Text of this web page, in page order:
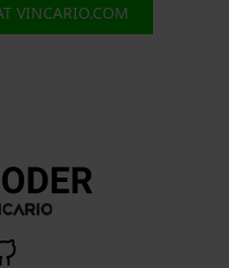
VINCARIO.COM